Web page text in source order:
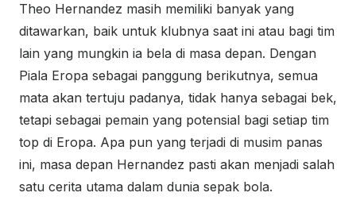
Theo Hernandez masih memiliki banyak yang
ditawarkan, baik untuk klubnya saat ini atau bagi tim
lain yang mungkin ia bela di masa depan. Dengan
Piala Eropa sebagai panggung berikutnya, semua
mata akan tertuju padanya, tidak hanya sebagai bek,
tetapi sebagai pemain yang potensial bagi setiap tim
top di Eropa. Apa pun yang terjadi di musim panas
ini, masa depan Hernandez pasti akan menjadi salah
satu cerita utama dalam dunia sepak bola.